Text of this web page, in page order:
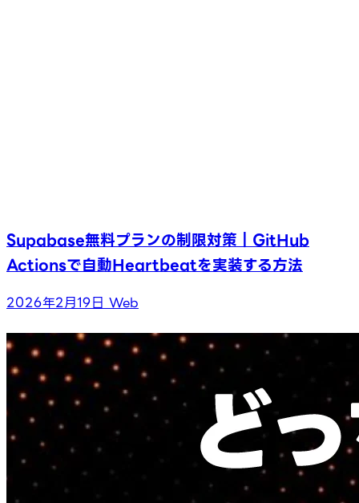
Supabase無料プランの制限対策｜GitHub
Actionsで自動Heartbeatを実装する方法
2026年2月19日 Web